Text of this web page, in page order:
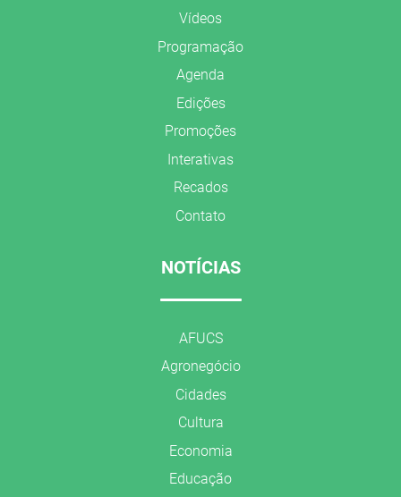
Vídeos
Programação
Agenda
Edições
Promoções
Interativas
Recados
Contato
NOTÍCIAS
AFUCS
Agronegócio
Cidades
Cultura
Economia
Educação